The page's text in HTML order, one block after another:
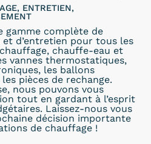
ENTRETIEN,
gamme complète de
d’entretien pour tous les
chauffe-eau et
vannes thermostatiques,
les ballons
pièces de rechange.
nous pouvons vous
tout en gardant à l’esprit
Laissez-nous vous
décision importante
de chauffage !